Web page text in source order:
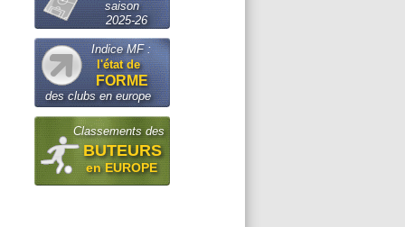
saison
2025-26
Indice MF :
l'état de
FORME
des clubs en europe
Classements des
BUTEURS
en EUROPE